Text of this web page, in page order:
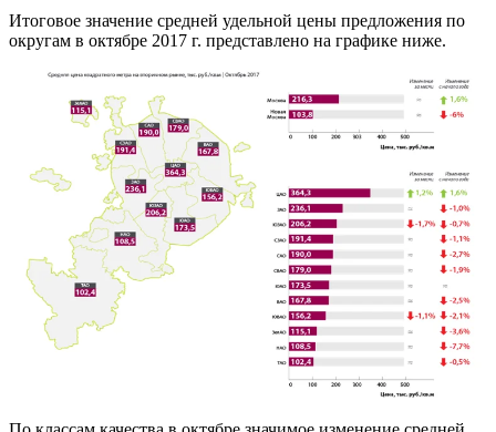
Итоговое значение средней удельной цены предложения по
округам в октябре 2017 г. представлено на графике ниже.